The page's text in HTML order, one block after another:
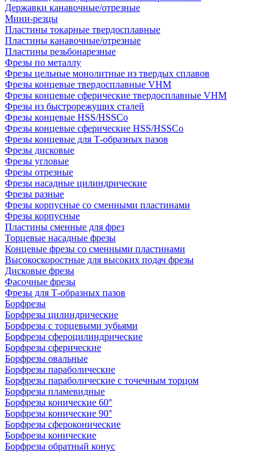
Державки канавочные/отрезные
Мини-резцы
Пластины токарные твердосплавные
Пластины канавочные/отрезные
Пластины резьбонарезные
Фрезы по металлу
Фрезы цельные монолитные из твердых сплавов
Фрезы концевые твердосплавные VHM
Фрезы концевые сферические твердосплавные VHM
Фрезы из быстрорежущих сталей
Фрезы концевые HSS/HSSCo
Фрезы концевые сферические HSS/HSSCo
Фрезы концевые для Т-образных пазов
Фрезы дисковые
Фрезы угловые
Фрезы отрезные
Фрезы насадные цилиндрические
Фрезы разные
Фрезы корпусные со сменными пластинами
Фрезы корпусные
Пластины сменные для фрез
Торцевые насадные фрезы
Концевые фрезы со сменными пластинами
Высокоскоростные для высоких подач фрезы
Дисковые фрезы
Фасочные фрезы
Фрезы для Т-образных пазов
Борфрезы
Борфрезы цилиндрические
Борфрезы с торцевыми зубьями
Борфрезы сфероцилиндрические
Борфрезы сферические
Борфрезы овальные
Борфрезы параболические
Борфрезы параболические с точечным торцом
Борфрезы пламевидные
Борфрезы конические 60°
Борфрезы конические 90°
Борфрезы сфероконические
Борфрезы конические
Борфрезы обратный конус